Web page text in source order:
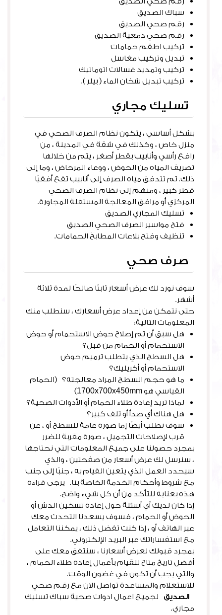
سباك الصديق
رقم صحي الصديق
رقم صحي دمعية الصديق
تركيب اطقم حمامات
تبديل وتركيب مغاسل
تركيب وتمديد غسالات اتوماتيك
تركيب تبديل شخان الماء ( بيلر ).
تسليك مجاري
بشكل أساسي ، يتكون نظام الصرف الصحي في
منزل خاص ، وكذلك في شقة في المدينة ، من
رافع رأسي وأنابيب بقطر أصغر ، يتم من خلالها
تصريف المياه من الحوض ، ووعاء المرحاض ، وما إلى
ذلك. ثم تتدفق مياه الصرف إلى أنابيب تقع أفقيًا
قطر كبير ، ومنهم إلى نظام الصرف الصحي
المركزي أو مرافق المعالجة المستقلة المجاورة.
تسليك المجاري الصديق
فتح مواسير الصرف الصحي الصديق
تنظيف وفتح بلاعات المطابخ الحمامات.
صرف صحي
سوف نورد لك عرض أسعار ثابتًا صالحًا لمدة ثلاثة
أشهر.
حتى نتمكن من إعداد عرض أسعارك ، سنطلب منك
المعلومات التالية:
هل سبق أن تم إصلاح حوض الاستحمام أو حوض
الاستحمام أو الحمام من قبل؟
هل السطح الذي يتطلب ترميم حوض
الاستحمام أو أكريليك؟
ما هو حجم السطح المراد معالجته؟ (الحمام
القياسي هو 1700x700x450mm)
لماذا تريد إعادة طلاء الحمام أو الأدوات الصحية؟
هل هناك أي صدأ أو تلف كبير؟
سوف نطلب أيضًا إما صورة عامة للسطح أو ، عن
قرب لإصلاحات التجميل ، صورة مقربة للضرر
بمجرد حصولنا على جميع المعلومات التي نحتاجها
، سنرسل لك عرض أسعار من صفحتين ، والذي
سيحدد العمل الذي يتعين القيام به ، جنبًا إلى جنب
مع شروط وأحكام الخدمة الخاصة بنا. يرجى قراءة
هذه بعناية للتأكد من أن كل شيء واضح.
إذا كان لديك أي أسئلة حول إعادة تسخين الدش أو
الحوض أو الحمام ، فسوف يسعدنا التحدث معك
عبر الهاتف أو ، إذا كنت تفضل ذلك ، يمكننا التعامل
مع استفساراتك عبر البريد الإلكتروني.
بمجرد قبولك لعرض أسعارنا ، سنتفق معك على
أفضل تاريخ متاح للقيام بأعمال إعادة طلاء الحمام ،
والتي يجب أن تكون في غضون الوقت.
للاستعلام والمساعدة تواصل الان مع رقم صحي
الصديق لجميع اعمال ادوات صحية سباك تسليك
مجاري.